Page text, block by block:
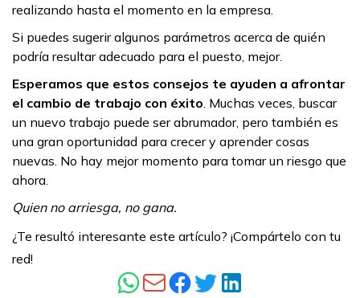
realizando hasta el momento en la empresa.
Si puedes sugerir algunos parámetros acerca de quién
podría resultar adecuado para el puesto, mejor.
Esperamos que estos consejos te ayuden a afrontar
el cambio de trabajo con éxito. Muchas veces, buscar
un nuevo trabajo puede ser abrumador, pero también es
una gran oportunidad para crecer y aprender cosas
nuevas. No hay mejor momento para tomar un riesgo que
ahora.
Quien no arriesga, no gana.
¿Te resultó interesante este artículo? ¡Compártelo con tu
red!